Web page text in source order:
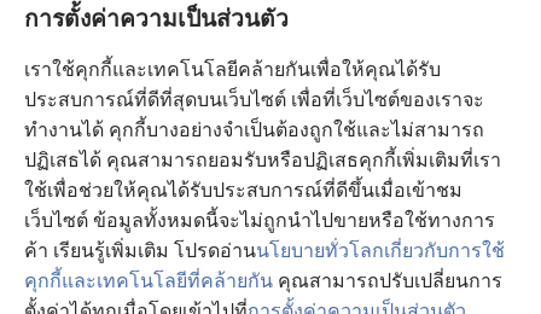
การตั้งค่าความเป็นส่วนตัว
เราใช้คุกกี้และเทคโนโลยีคล้ายกันเพื่อให้คุณได้รับ
ประสบการณ์ที่ดีที่สุดบนเว็บไซต์ เพื่อที่เว็บไซต์ของเราจะ
ทำงานได้ คุกกี้บางอย่างจำเป็นต้องถูกใช้และไม่สามารถ
ปฏิเสธได้ คุณสามารถยอมรับหรือปฏิเสธคุกกี้เพิ่มเติมที่เรา
ใช้เพื่อช่วยให้คุณได้รับประสบการณ์ที่ดีขึ้นเมื่อเข้าชม
เว็บไซต์ ข้อมูลทั้งหมดนี้จะไม่ถูกนำไปขายหรือใช้ทางการ
ค้า เรียนรู้เพิ่มเติม โปรดอ่านนโยบายทั่วโลกเกี่ยวกับการใช้
คุกกี้และเทคโนโลยีที่คล้ายกัน คุณสามารถปรับเปลี่ยนการ